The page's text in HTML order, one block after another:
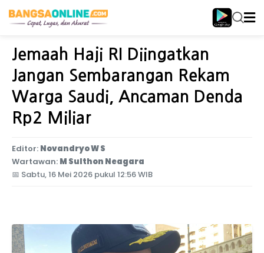
Home Internasional
Jemaah Haji RI Diingatkan
Jangan Sembarangan Rekam
Warga Saudi, Ancaman Denda
Rp2 Miliar
Editor: Novandryo W S
Wartawan: M Sulthon Neagara
📅 Sabtu, 16 Mei 2026 pukul 12:56 WIB